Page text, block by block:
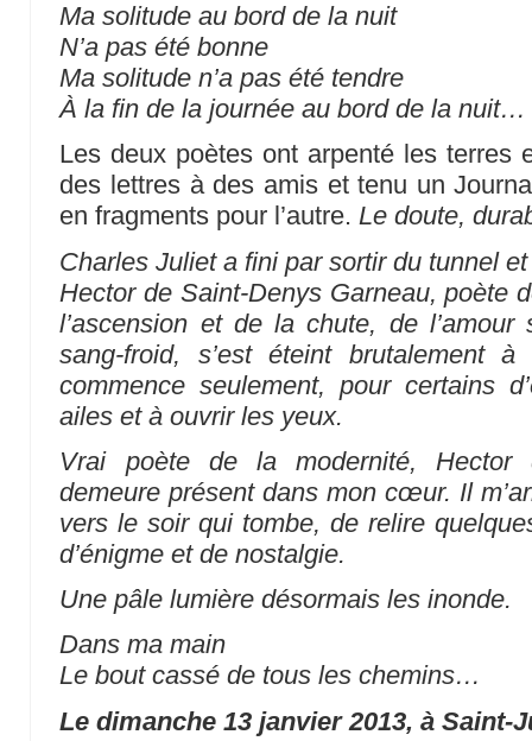
Ma solitude au bord de la nuit
N’a pas été bonne
Ma solitude n’a pas été tendre
À la fin de la journée au bord de la nuit…
Les deux poètes ont arpenté les terres
des lettres à des amis et tenu un
en fragments pour l’autre.Le doute,
Charles Juliet a fini par sortir du tunnel
Hector de Saint-Denys Garneau, poète
l’ascension et de la chute, de
sang-froid, s’est éteint brutalement
commence seulement, pour certains
ailes et à ouvrir les yeux.
Vrai poète de la modernité, Hector
demeure présent dans mon cœur. Il
vers le soir qui tombe, de relire
d’énigme et de nostalgie.
Une pâle lumière désormais les inonde.
Dans ma main
Le bout cassé de tous les chemins…
Le dimanche 13 janvier 2013, à Saint-